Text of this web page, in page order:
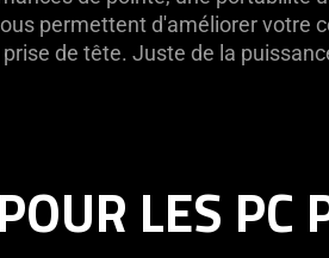
permettent d'améliorer votre
prise de tête. Juste de la
LES PC